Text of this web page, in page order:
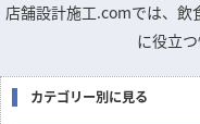
店舗設計施工.comでは、飲
に役立
カテゴリー別に見る